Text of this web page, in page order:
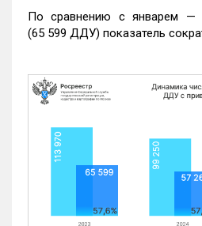
По сравнению с январем —
(65 599 ДДУ) показатель